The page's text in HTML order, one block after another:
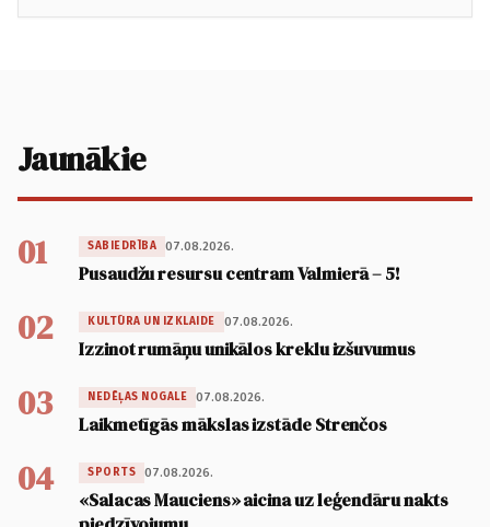
Jaunākie
01 SABIEDRĪBA 07.08.2026.
Pusaudžu resursu centram Valmierā – 5!
02 KULTŪRA UN IZKLAIDE 07.08.2026.
Izzinot rumāņu unikālos kreklu izšuvumus
03 NEDĒĻAS NOGALE 07.08.2026.
Laikmetīgās mākslas izstāde Strenčos
04 SPORTS 07.08.2026.
«Salacas Mauciens» aicina uz leģendāru nakts